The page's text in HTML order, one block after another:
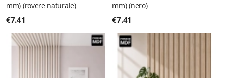
mm) (rovere naturale)
€7.41
mm) (nero)
€7.41